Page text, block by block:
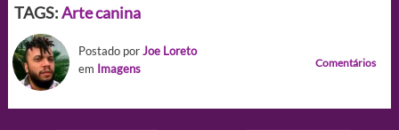
TAGS:Arte canina
Postado porJoe Loreto
em Imagens Comentários